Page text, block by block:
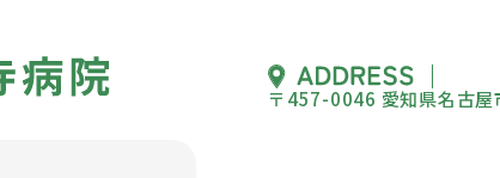
〒457-0046 愛知県名古屋